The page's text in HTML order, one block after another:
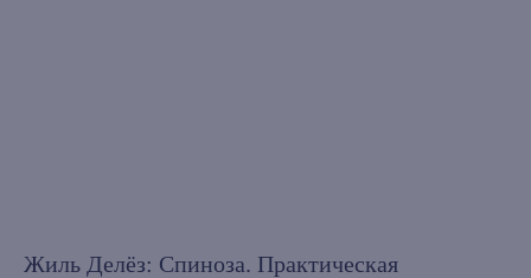
Жиль Делёз: Спиноза. Практическая